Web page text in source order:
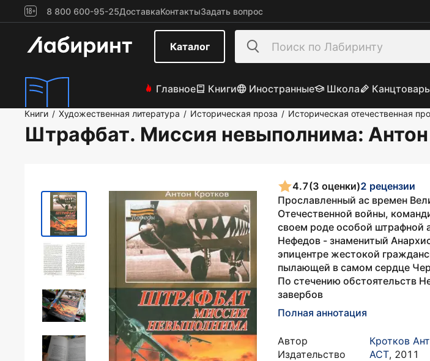
8 800 600-95-25ДоставкаКонтактыЗадать вопрос
Каталог
Главное Книги Иностранные Школа
Книги / Художественная литература / Историческая проза / Историческая отечественная
Штрафбат. Миссия невыполнима:
4.7(3 оценки)2 рецензии
Прославленный ас времен
Отечественной войны,
своем роде особой штрафной
Нефедов - знаменитый
эпицентре жестокой
пылающей в самом сердце
По стечению обстоятельств
завербов
Полная аннотация
Автор
Кротков
Издательство
АСТ, 2011